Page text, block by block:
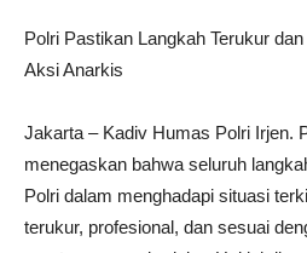
Polri Pastikan Langkah Terukur
Aksi Anarkis
Jakarta – Kadiv Humas Polri Irjen.
menegaskan bahwa seluruh
Polri dalam menghadapi situasi
terukur, profesional, dan sesuai